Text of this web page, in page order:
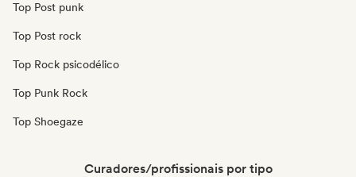
Top Post punk
Top Post rock
Top Rock psicodélico
Top Punk Rock
Top Shoegaze
Curadores/profissionais por tipo